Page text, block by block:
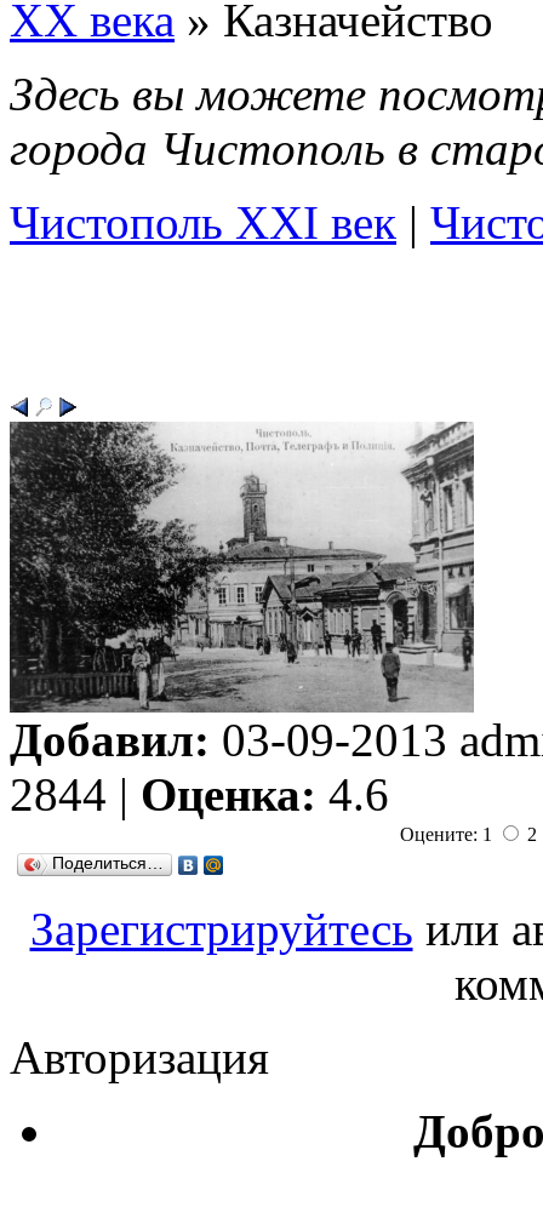
XX века » Казначейство
Здесь вы можете
города Чистополь в
Чистополь XXI век |
Добавил: 03-09-2013
2844 | Оценка: 4.6
Оцените: 1 2
Поделиться…
Зарегистрируйтесь или
Авторизация